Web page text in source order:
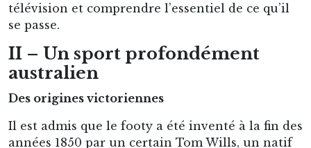
Melbourne afin que les joueurs de cricket
puissent rester en forme durant l’hiver.
Bien qu’ayant joué à la forme de rugby
pratiquée à la Rugby School (et même, selon les
de son équipe ) Wills choisit de ne pas
reprendre exactement le code du football de
son ancienne école. Il semble qu’il estimait que